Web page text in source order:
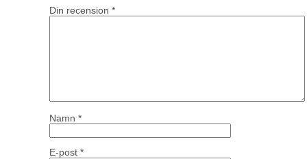
Din recension *
Namn *
E-post *